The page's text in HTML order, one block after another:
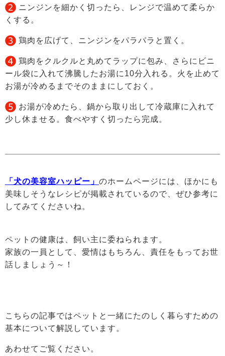
ニンジンを細かく切ったら、レンジで温めて柔らか
くする。
鶏肉を広げて、ニンジンをパラパラと置く。
鶏肉をクルクルと丸めてラップに包み、さらにビニ
ール袋に入れて沸騰したお湯に10分入れる。火を止めて
お湯が冷めるまでそのままにしておく。
お湯が冷めたら、鍋から取り出して冷蔵庫に入れて
少し休ませる。食べやすく切ったら完成。
「犬の美容室ハッピー」 のホームページには、ほかにも
美味しそうなレシピが掲載されているので、ぜひ参考に
してみてくださいね。
ペットの健康は、飼い主に委ねられます。
家族の一員として、愛情はもちろん、責任をもってお世
話しましょう～！
こちらの記事ではペットと一緒にたのしく暮らすための
基本について解説しています。
あわせてご覧ください。